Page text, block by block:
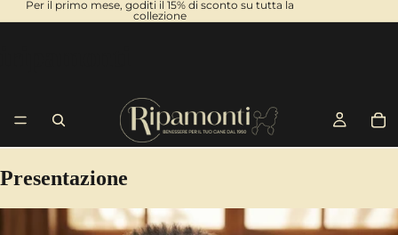
Per il primo mese, goditi il 15% di sconto su tutta la
collezione
Presentazione